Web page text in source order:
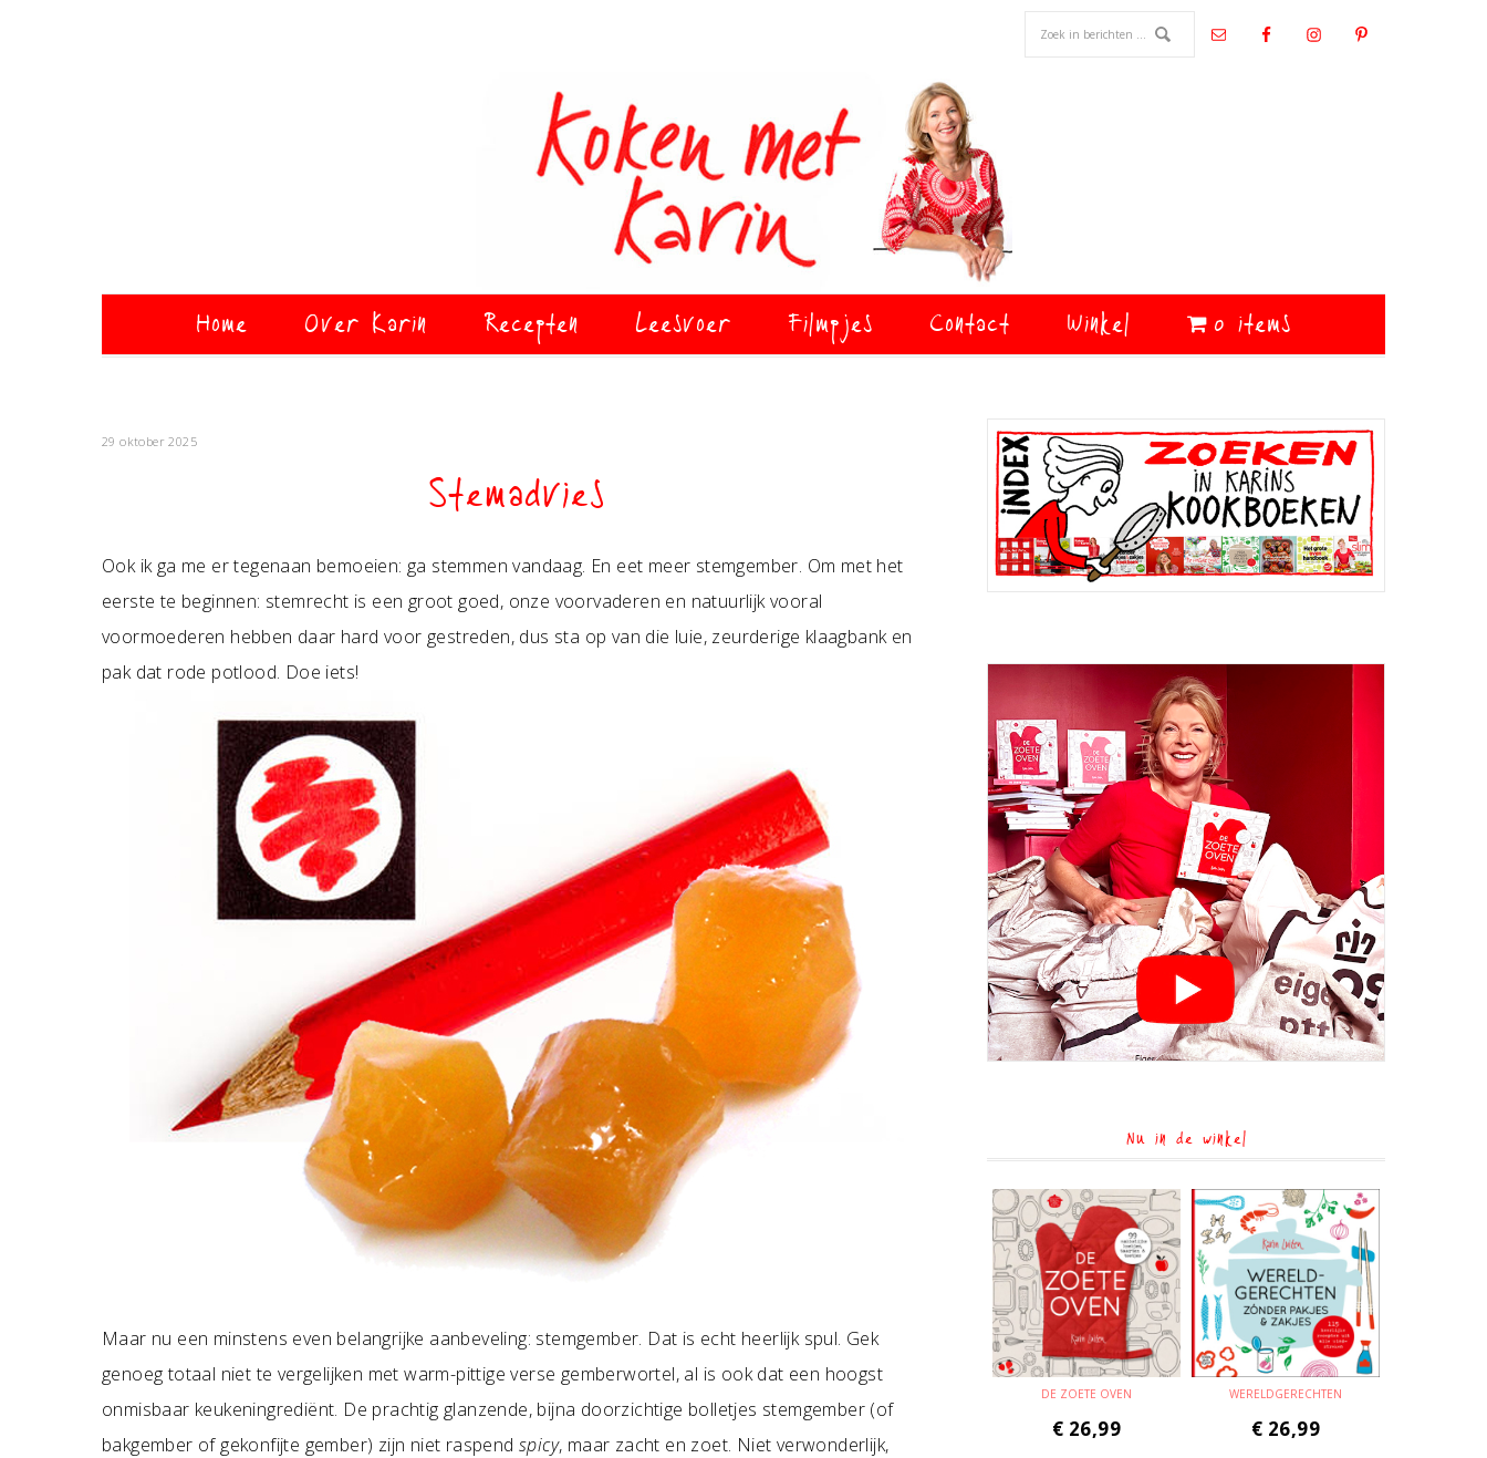
Home Over Karin Recepten Leesvoer Filmpjes Contact Winkel 0 items
29 oktober 2025
Stemadvies
Ook ik ga me er tegenaan bemoeien: ga stemmen vandaag. En eet meer stemgember. Om met het
eerste te beginnen: stemrecht is een groot goed, onze voorvaderen en natuurlijk vooral
voormoederen hebben daar hard voor gestreden, dus sta op van die luie, zeurderige klaagbank en
pak dat rode potlood. Doe iets!
Maar nu een minstens even belangrijke aanbeveling: stemgember. Dat is echt heerlijk spul. Gek
genoeg totaal niet te vergelijken met warm-pittige verse gemberwortel, al is ook dat een hoogst
onmisbaar keukeningrediënt. De prachtig glanzende, bijna doorzichtige bolletjes stemgember (of
bakgember of gekonfijte gember) zijn niet raspend spicy, maar zacht en zoet. Niet verwonderlijk,
Primaire
Sidebar
Nu in de winkel
DE ZOETE OVEN
€ 26,99
WERELDGERECHTEN
€ 26,99